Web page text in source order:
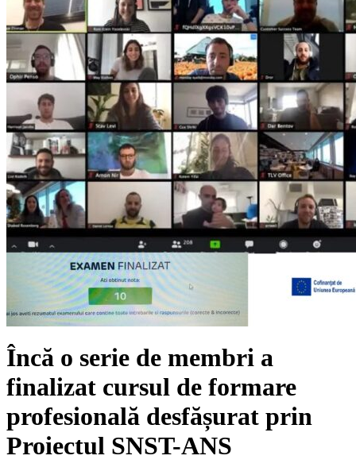
Încă o serie de membri a
finalizat cursul de formare
profesională desfășurat prin
Proiectul SNST-ANS